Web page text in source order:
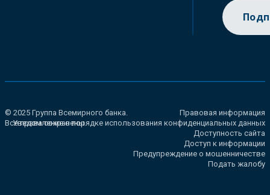
© 2025 Группа Всемирного банка.
Все права сохранены.
Правовая информация
Уведомление о порядке использования конфиденциальных данных
Доступность сайта
Доступ к информации
Предупреждение о мошенничестве
Подать жалобу